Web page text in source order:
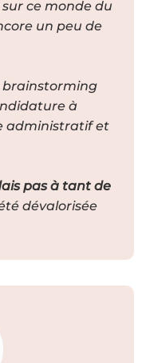
ce monde du
un peu de
brainstorming
à
administratif et
pas à tant de
dévalorisée